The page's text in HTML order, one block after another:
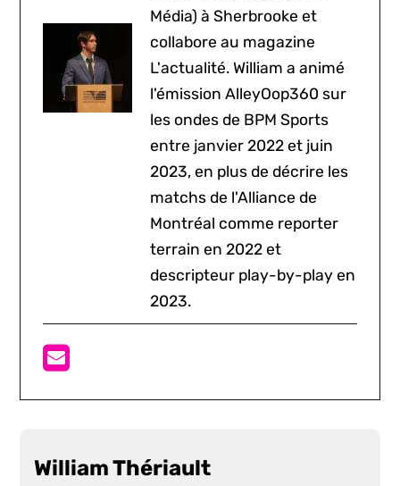
Média) à Sherbrooke et
collabore au magazine
L'actualité. William a animé
l'émission AlleyOop360 sur
les ondes de BPM Sports
entre janvier 2022 et juin
2023, en plus de décrire les
matchs de l'Alliance de
Montréal comme reporter
terrain en 2022 et
descripteur play-by-play en
2023.
William Thériault